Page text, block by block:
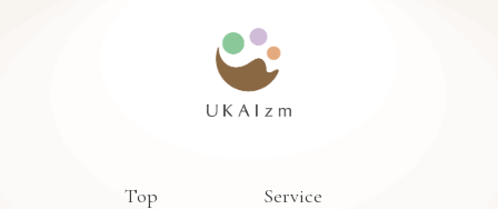
Top Service